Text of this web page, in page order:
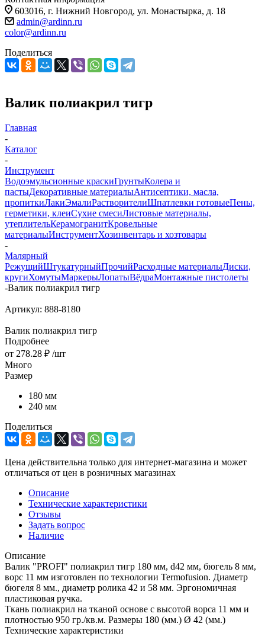
603016, г. Нижний Новгород, ул. Монастырка, д. 18
admin@ardinn.ru
color@ardinn.ru
Поделиться
Валик полиакрил тигр
Главная
-
Каталог
-
Инструмент
Водоэмульсионные краскиГрунтыКолера и
пастыДекоративные материалыАнтисептики, масла,
пропиткиЛакиЭмалиРастворителиШпатлевки готовыеПены,
герметики, клеиСухие смесиЛистовые материалы,
утеплительКерамогранитКровельные
материалыИнструментХозинвентарь и хозтовары
-
Малярный
РежущийШтукатурныйПрочийРасходные материалыДиски,
кругиХомутыМаркерыЛопатыВёдраМонтажные пистолеты
-Валик полиакрил тигр
Артикул: 888-8180
Валик полиакрил тигр
Подробнее
от 278.28 ₽ /шт
Много
Размер
180 мм
240 мм
Поделиться
Цена действительна только для интернет-магазина и может
отличаться от цен в розничных магазинах
Описание
Технические характеристики
Отзывы
Задать вопрос
Наличие
Описание
Валик "PROFI" полиакрил тигр 180 мм, d42 мм, бюгель 8 мм,
ворс 11 мм изготовлен по технологии Termofusion. Диаметр
бюгеля 8 мм., диаметр ролика 42 и 58 мм. Эргономичная
пластиковая ручка.
Ткань полиакрил на тканой основе с высотой ворса 11 мм и
плотностью 950 гр./кв.м. Размеры 180 (мм.) Ø 42 (мм.)
Технические характеристики